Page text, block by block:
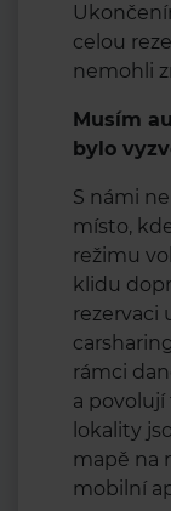
celou
nemohli
Musím
bylo
S námi
místo,
režimu
klidu
rezervaci
rámci
a povolují
lokality
mapě na
mobilní